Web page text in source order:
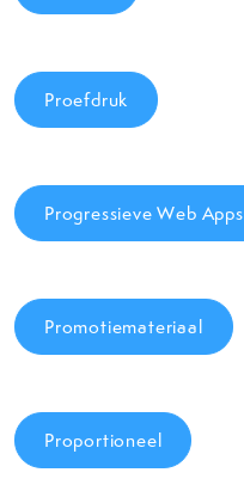
Proefdruk
Progressieve Web Apps
Promotiemateriaal
Proportioneel